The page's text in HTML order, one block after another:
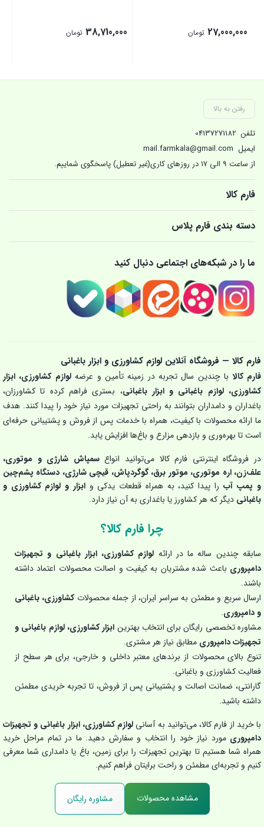
27,000,000 تومان 38,710,000 تومان
رفتن به بالا
تلفن 04137271182
ایمیل mail.farmkala@gmail.com
از ساعت 9 الی 17 در روزهای کاری(غیر تعطیل) پاسخگوی شماییم.
فارم کالا
دسته بندی فارم پلاس
ما را در شبکه‌های اجتماعی دنبال کنید
فارم کالا — فروشگاه آنلاین لوازم کشاورزی و ابزار باغبانی
فارم کالا با چندین سال تجربه در زمینه تأمین و عرضهلوازم کشاورزی، ابزار
کشاورزی، لوازم باغبانی و ابزار باغبانی، بستری فراهم کرده تا کشاورزان،
باغداران و دامداران بتوانند به راحتی تجهیزات مورد نیاز خود را پیدا کنند. هدف
ما ارائه محصولات با کیفیت، همراه با خدمات پس از فروش و پشتیبانی حرفه‌ای
است تا بهره‌وری و بازدهی مزارع و باغ‌ها افزایش یابد.
در فروشگاه اینترنتی فارم کالا می‌توانید انواعسمپاش شارژی و موتوری،
علف‌زن، اره موتوری، موتور برق، گوگردپاش، قیچی شارژی، دستگاه پشم‌چین
و پمپ آب را پیدا کنید، به همراه قطعات یدکی وابزار و لوازم کشاورزی و
باغبانی دیگر که هر کشاورز یا باغداری به آن نیاز دارد.
چرا فارم کالا؟
سابقه چندین ساله ما در ارائه لوازم کشاورزی، ابزار باغبانی و تجهیزات
دامپروری باعث شده مشتریان به کیفیت و اصالت محصولات اعتماد داشته
باشند.
ارسال سریع و مطمئن به سراسر ایران، از جمله محصولاتکشاورزی، باغبانی
و دامپروری.
مشاوره تخصصی رایگان برای انتخاب بهترین ابزار کشاورزی، لوازم باغبانی و
تجهیزات دامپروری مطابق نیاز هر مشتری.
تنوع بالای محصولات از برندهای معتبر داخلی و خارجی، برای هر سطح از
فعالیت کشاورزی و باغبانی.
گارانتی، ضمانت اصالت و پشتیبانی پس از فروش، تا تجربه خریدی مطمئن
داشته باشید.
با خرید از فارم کالا، می‌توانید به آسانی لوازم کشاورزی، ابزار باغبانی و تجهیزات
دامپروری مورد نیاز خود را انتخاب و سفارش دهید. ما در تمام مراحل خرید
همراه شما هستیم تا بهترین تجهیزات را برای زمین، باغ یا دامداری شما معرفی
کنیم و تجربه‌ای مطمئن و راحت برایتان فراهم کنیم.
مشاهده محصولات مشاوره رایگان